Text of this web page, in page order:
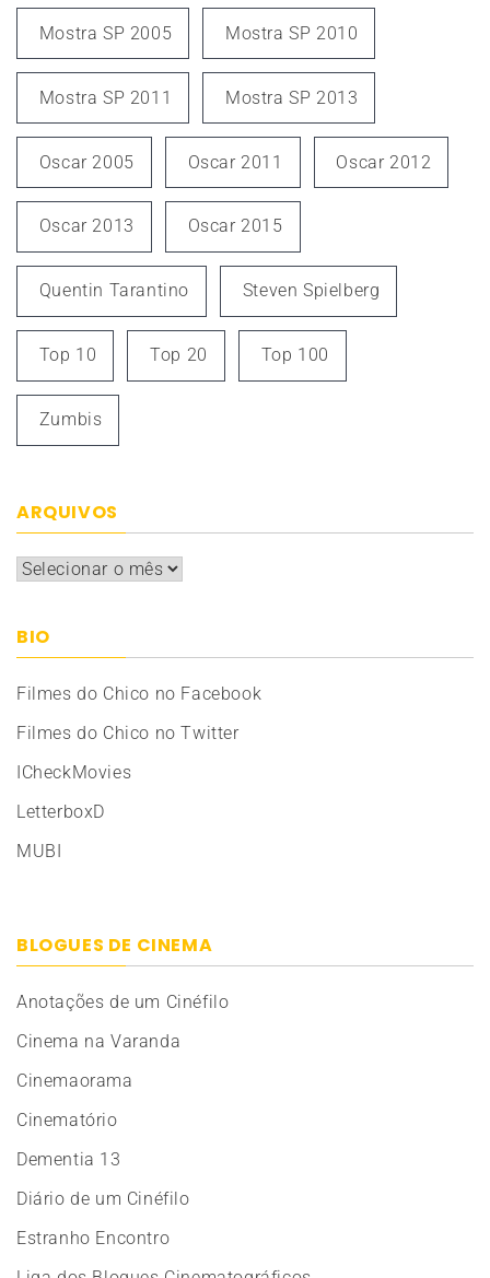
Mostra SP 2005 Mostra SP 2010
Mostra SP 2011 Mostra SP 2013
Oscar 2005 Oscar 2011 Oscar 2012
Oscar 2013 Oscar 2015
Quentin Tarantino Steven Spielberg
Top 10 Top 20 Top 100
Zumbis
ARQUIVOS
Arquivos
BIO
Filmes do Chico no Facebook
Filmes do Chico no Twitter
ICheckMovies
LetterboxD
MUBI
BLOGUES DE CINEMA
Anotações de um Cinéfilo
Cinema na Varanda
Cinemaorama
Cinematório
Dementia 13
Diário de um Cinéfilo
Estranho Encontro